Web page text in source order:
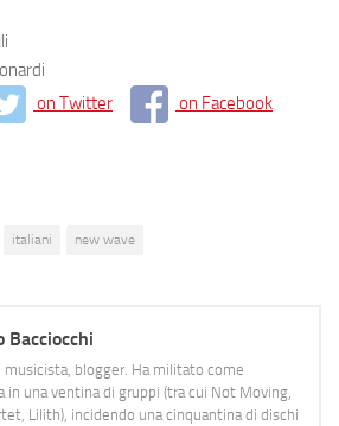
on Twitter on Facebook
italiani new wave
Bacciocchi
musicista, blogger. Ha militato come
in una ventina di gruppi (tra cui Not Moving,
Lilith), incidendo una cinquantina di dischi